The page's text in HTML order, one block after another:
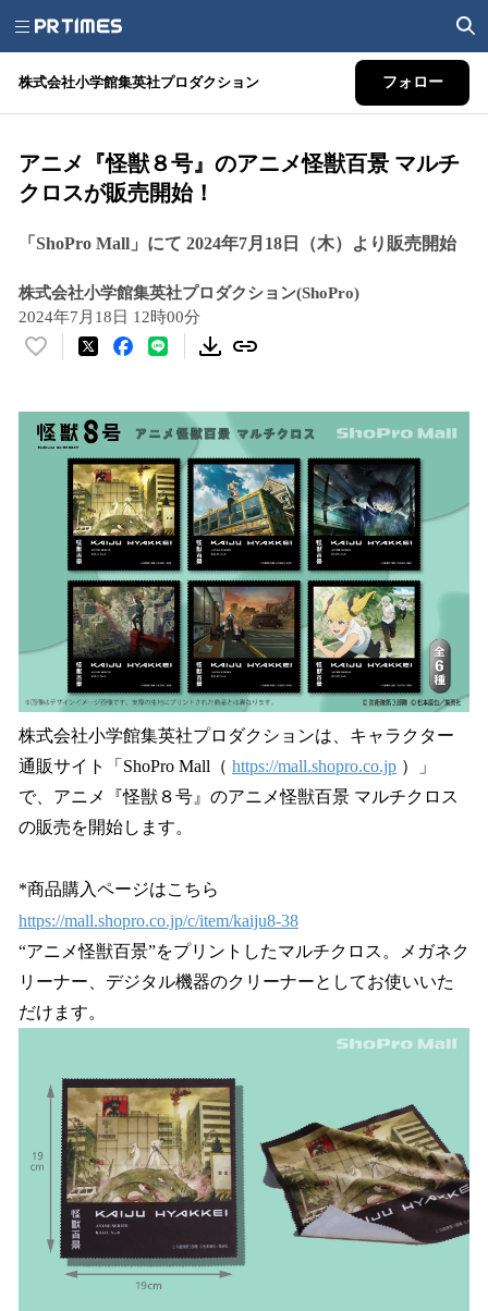
株式会社小学館集英社プロダクション フォロー
アニメ『怪獣８号』のアニメ怪獣百景 マルチ
クロスが販売開始！
「ShoPro Mall」にて 2024年7月18日（木）より販売開始
株式会社小学館集英社プロダクション(ShoPro)
2024年7月18日 12時00分
い
！
数
株式会社⼩学館集英社プロダクションは、キャラクター
通販サイト「ShoPro Mall（ https://mall.shopro.co.jp ）」
で、アニメ『怪獣８号』のアニメ怪獣百景 マルチクロス
の販売を開始します。
*商品購入ページはこちら
https://mall.shopro.co.jp/c/item/kaiju8-38
“アニメ怪獣百景”をプリントしたマルチクロス。メガネク
リーナー、デジタル機器のクリーナーとしてお使いいた
だけます。